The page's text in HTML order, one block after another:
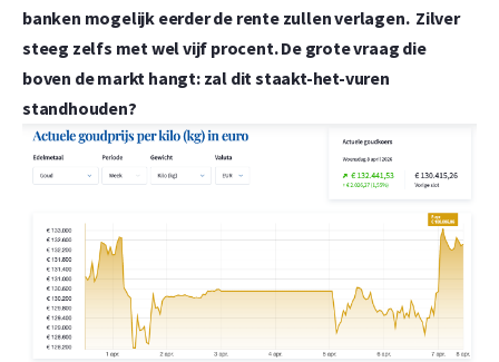
banken mogelijk eerder de rente zullen verlagen. Zilver
steeg zelfs met wel vijf procent. De grote vraag die
boven de markt hangt: zal dit staakt-het-vuren
standhouden?